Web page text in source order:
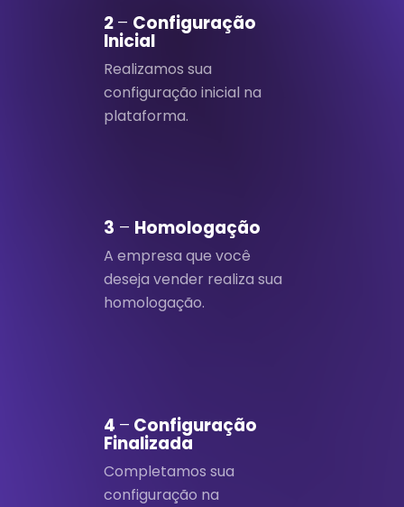
2– Configuração
Inicial
Realizamos sua
configuração inicial na
plataforma.
3 – Homologação
A empresa que você
deseja vender realiza sua
homologação.
4 – Configuração
Finalizada
Completamos sua
configuração na